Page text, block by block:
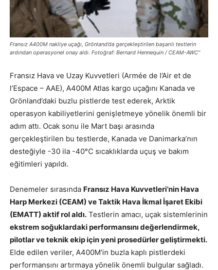
Fransız A400M nakliye uçağı, Grönland’da gerçekleştirilen başarılı testlerin
ardından operasyonel onay aldı. Fotoğraf: Bernard Hennequin / CEAM-AWC"
Fransız Hava ve Uzay Kuvvetleri (Armée de l’Air et de
l’Espace – AAE), A400M Atlas kargo uçağını Kanada ve
Grönland’daki buzlu pistlerde test ederek, Arktik
operasyon kabiliyetlerini genişletmeye yönelik önemli bir
adım attı. Ocak sonu ile Mart başı arasında
gerçekleştirilen bu testlerde, Kanada ve Danimarka’nın
desteğiyle -30 ila -40°C sıcaklıklarda uçuş ve bakım
eğitimleri yapıldı.
Denemeler sırasında Fransız Hava Kuvvetleri’nin Hava
Harp Merkezi (CEAM) ve Taktik Hava İkmal İşaret Ekibi
(EMATT) aktif rol aldı. Testlerin amacı, uçak sistemlerinin
ekstrem soğuklardaki performansını değerlendirmek,
pilotlar ve teknik ekip için yeni prosedürler geliştirmekti.
Elde edilen veriler, A400M’in buzla kaplı pistlerdeki
performansını artırmaya yönelik önemli bulgular sağladı.